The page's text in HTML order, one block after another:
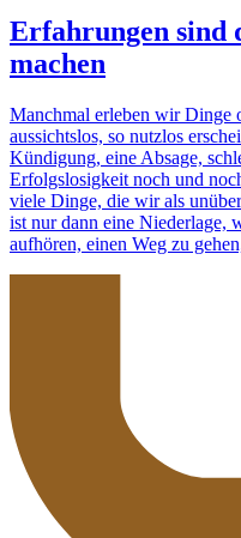
Erfahrungen sind
machen
Manchmal erleben wir Dinge
aussichtslos, so nutzlos
Kündigung, eine Absage,
Erfolgslosigkeit noch und
viele Dinge, die wir als
ist nur dann eine Niederlage,
aufhören, einen Weg zu